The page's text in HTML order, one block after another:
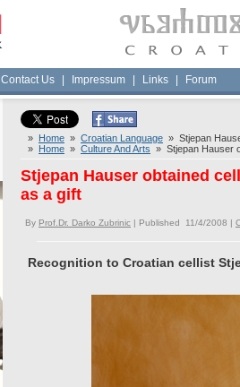
Contact Us Impressum Links Forum
» Home » Croatian Language » Stjepan
» Home » Culture And Arts » Stjepan Hauser
Stjepan Hauser obtained
as a gift
By Prof.Dr. Darko Zubrinic | Published 11/4/2008 |
Recognition to Croatian cellist